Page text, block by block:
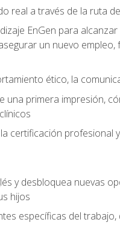
real a través de la ruta
EnGen para
un nuevo
ético, la
una primera impresión,
certificación
y desbloquea nuevas
hijos
específicas del